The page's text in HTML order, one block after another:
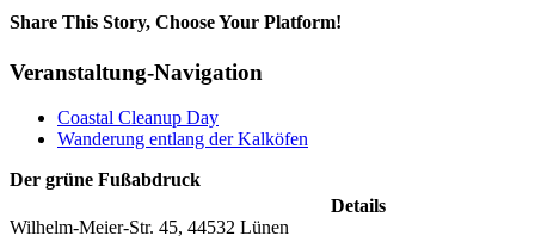
Share This Story, Choose Your Platform!
Facebook
X
Reddit
LinkedIn
WhatsApp
Tumblr
Pinterest
Vk
Xing
E-
Veranstaltung-Navigation
Coastal Cleanup Day
Wanderung entlang der Kalköfen
Details
Der grüne Fußabdruck
Wilhelm-Meier-Str. 45, 44532 Lünen